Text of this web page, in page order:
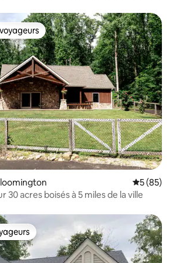
les plus appréciés
5 (85)
30 acres boisés à 5 miles de la ville